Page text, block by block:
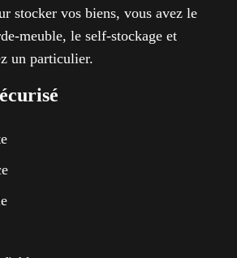
stocker vos biens, vous avez le
meuble, le self-stockage et
un particulier.